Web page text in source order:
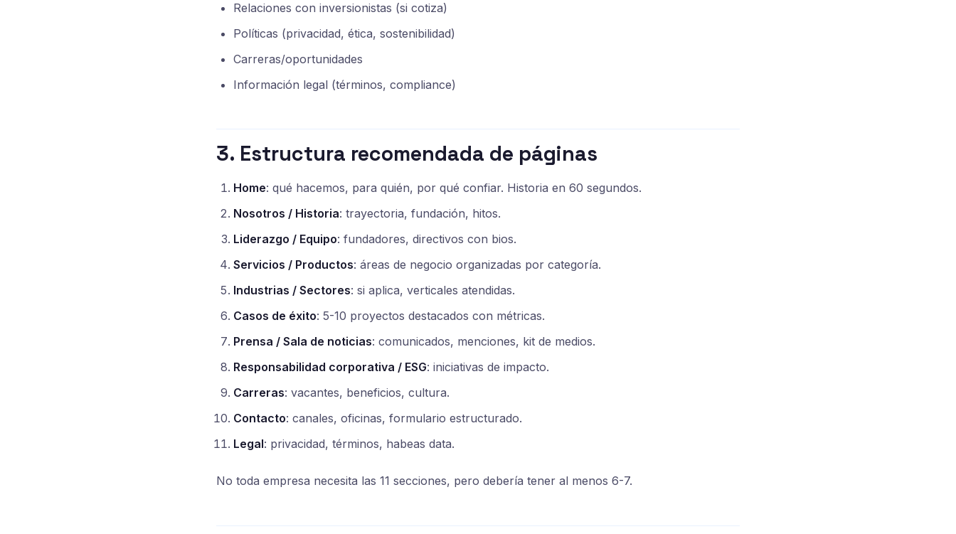
Relaciones con inversionistas (si cotiza)
Políticas (privacidad, ética, sostenibilidad)
Carreras/oportunidades
Información legal (términos, compliance)
3. Estructura recomendada de páginas
Home: qué hacemos, para quién, por qué confiar. Historia en 60 segundos.
Nosotros / Historia: trayectoria, fundación, hitos.
Liderazgo / Equipo: fundadores, directivos con bios.
Servicios / Productos: áreas de negocio organizadas por categoría.
Industrias / Sectores: si aplica, verticales atendidas.
Casos de éxito: 5-10 proyectos destacados con métricas.
Prensa / Sala de noticias: comunicados, menciones, kit de medios.
Responsabilidad corporativa / ESG: iniciativas de impacto.
Carreras: vacantes, beneficios, cultura.
Contacto: canales, oficinas, formulario estructurado.
Legal: privacidad, términos, habeas data.
No toda empresa necesita las 11 secciones, pero debería tener al menos 6-7.